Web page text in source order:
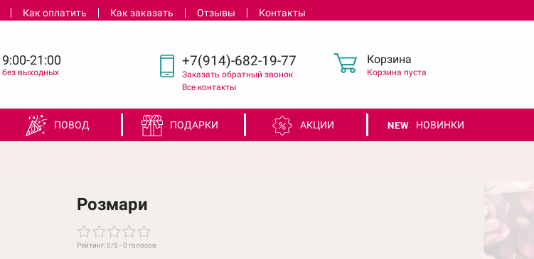
Как оплатить Как заказать Отзывы Контакты
9:00-21:00
без выходных
+7(914)-682-19-77
Заказать обратный звонок
Все контакты
Корзина
Корзина пуста
ПОВОД ПОДАРКИ АКЦИИ НОВИНКИ
Розмари
Рейтинг:0/5 -0 голосов